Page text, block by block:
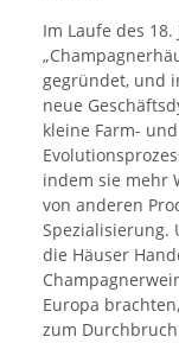
Im Laufe des
gegründet, und
neue
kleine Farm-
indem sie mehr
von anderen
Spezialisierung.
die Häuser
Europa
zum